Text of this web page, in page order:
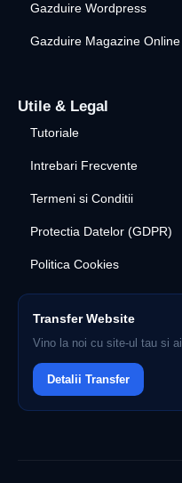
Gazduire Wordpress
Gazduire Magazine Online
Utile & Legal
Tutoriale
Intrebari Frecvente
Termeni si Conditii
Protectia Datelor (GDPR)
Politica Cookies
Transfer Website
Vino la noi cu site-ul tau si ai
Detalii Transfer